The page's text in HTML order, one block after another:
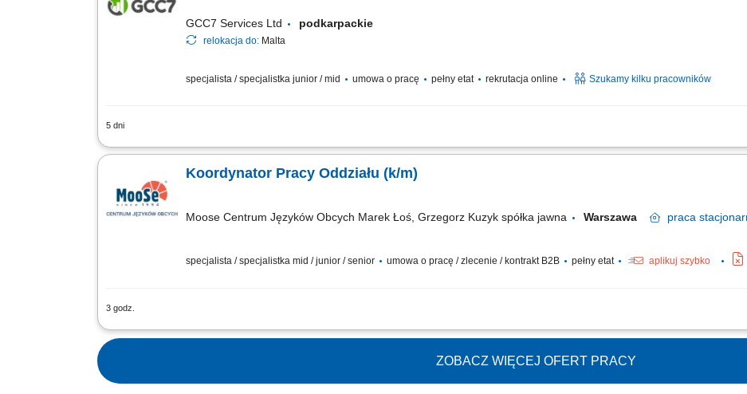
GCC7 Services Ltd podkarpackie
relokacja do: Malta
specjalista / specjalistka junior / mid umowa o pracę pełny etat rekrutacja online Szukamy kilku pracowników
5 dni
Zakres obowiązków: Telefoniczny kontakt z klientami zainteresowanymi produktami firmy. Sprzedaż usług finansowych oraz
Koordynator Pracy Oddziału (k/m)
Moose Centrum Języków Obcych Marek Łoś, Grzegorz Kuzyk spółka jawna Warszawa praca
specjalista / specjalistka mid / junior / senior umowa o pracę / zlecenie / kontrakt B2B pełny etat aplikuj szybko
3 godz.
JEŚLI: jesteś osobą komunikatywną i dobrze zorganizowaną; sprawnie obsługujesz komputer (Word, Excel, Internet)
ZOBACZ WIĘCEJ OFERT PRACY